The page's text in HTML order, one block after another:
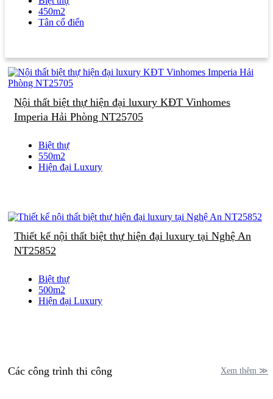
450m2
Tân cổ điển
Nội thất biệt thự hiện đại luxury KĐT Vinhomes
Imperia Hải Phòng NT25705
Biệt thự
550m2
Hiện đại Luxury
Thiết kế nội thất biệt thự hiện đại luxury tại Nghệ An
NT25852
Biệt thự
500m2
Hiện đại Luxury
Các công trình thi công Xem thêm ≫